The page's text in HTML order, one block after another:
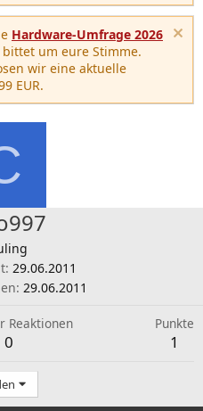
Hardware-Umfrage 2026
um eure Stimme.
wir eine aktuelle
EUR.
29.06.2011
29.06.2011
Reaktionen
0
Punkte
1